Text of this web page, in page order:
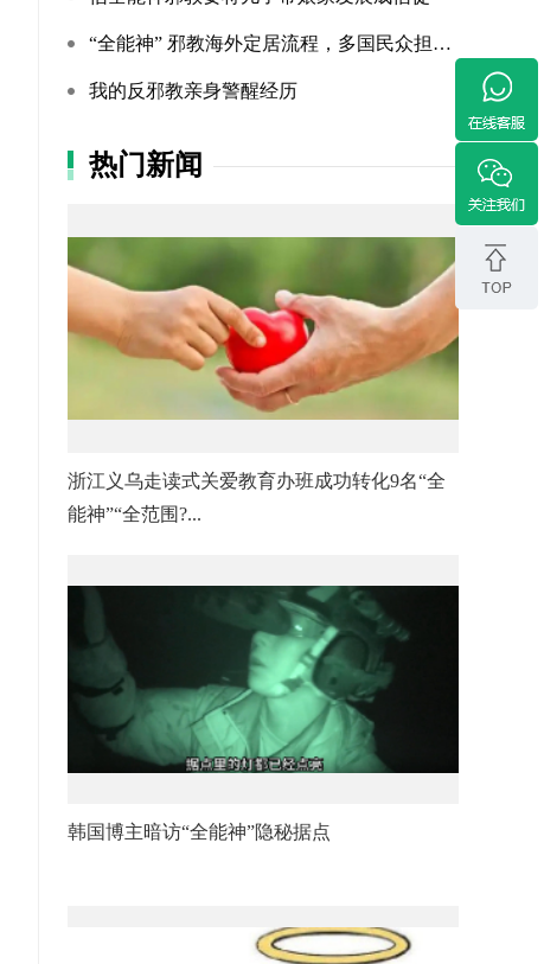
“全能神” 邪教海外定居流程，多国民众担忧难民法遭滥用
我的反邪教亲身警醒经历
热门新闻
浙江义乌走读式关爱教育办班成功转化9名“全
能神”“全范围?...
韩国博主暗访“全能神”隐秘据点